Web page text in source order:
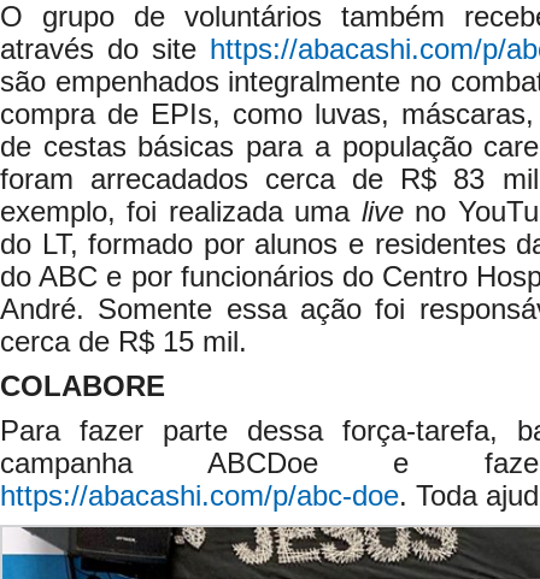
O grupo de voluntários também
através do site https://abacashi.com/p/
são empenhados integralmente no
compra de EPIs, como luvas,
de cestas básicas para a população
foram arrecadados cerca de R$ 83
exemplo, foi realizada umalive no
do LT, formado por alunos e residentes
do ABC e por funcionários do Centro
André. Somente essa ação foi
cerca de R$ 15 mil.
COLABORE
Para fazer parte dessa força-tarefa,
campanha ABCDoe e
https://abacashi.com/p/abc-doe. Toda